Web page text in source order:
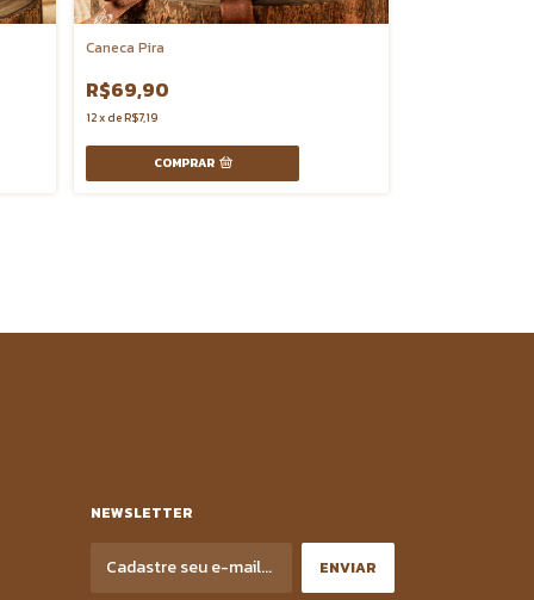
Caneca Pira
R$69,90
12xdeR$7,19
COMPRAR
NEWSLETTER